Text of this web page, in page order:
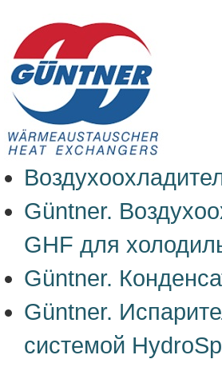
Güntner.
GHF для
Güntner.
Güntner.
системой